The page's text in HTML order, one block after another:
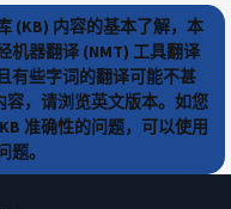
(KB) 内容的基本了解，本
机器翻译 (NMT) 工具翻译
有些字词的翻译可能不甚
容，请浏览英文版本。如您
准确性的问题，可以使用
。